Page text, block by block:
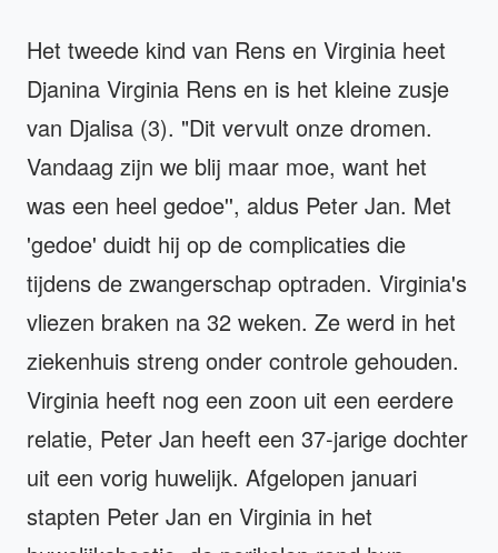
Het tweede kind van Rens en Virginia heet
Djanina Virginia Rens en is het kleine zusje
van Djalisa (3). "Dit vervult onze dromen.
Vandaag zijn we blij maar moe, want het
was een heel gedoe'', aldus Peter Jan. Met
'gedoe' duidt hij op de complicaties die
tijdens de zwangerschap optraden. Virginia's
vliezen braken na 32 weken. Ze werd in het
ziekenhuis streng onder controle gehouden.
Virginia heeft nog een zoon uit een eerdere
relatie, Peter Jan heeft een 37-jarige dochter
uit een vorig huwelijk. Afgelopen januari
stapten Peter Jan en Virginia in het